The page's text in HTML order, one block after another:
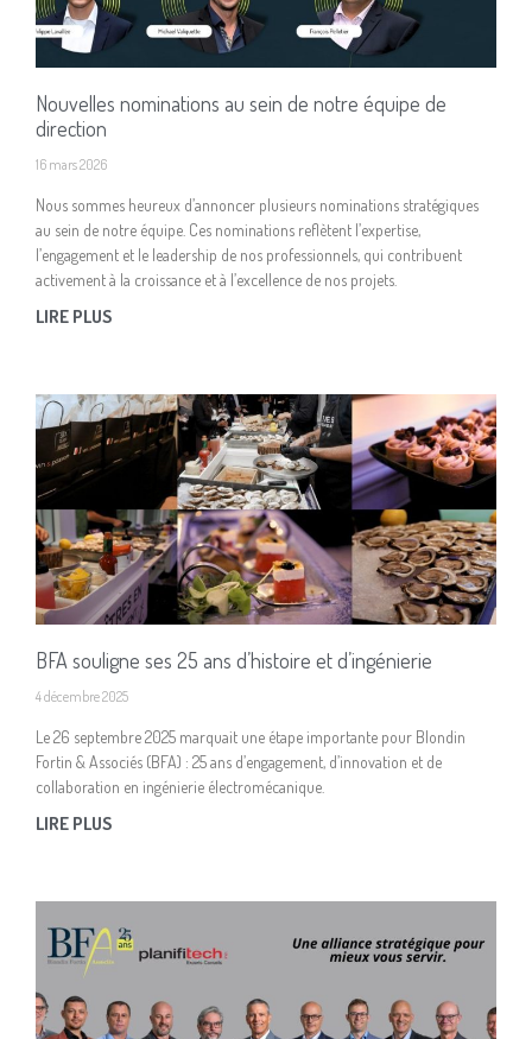
Nouvelles nominations au sein de notre équipe de
direction
16 mars 2026
Nous sommes heureux d’annoncer plusieurs nominations stratégiques
au sein de notre équipe. Ces nominations reflètent l’expertise,
l’engagement et le leadership de nos professionnels, qui contribuent
activement à la croissance et à l’excellence de nos projets.
LIRE PLUS
BFA souligne ses 25 ans d’histoire et d’ingénierie
4 décembre 2025
Le 26 septembre 2025 marquait une étape importante pour Blondin
Fortin & Associés (BFA) : 25 ans d’engagement, d’innovation et de
collaboration en ingénierie électromécanique.
LIRE PLUS